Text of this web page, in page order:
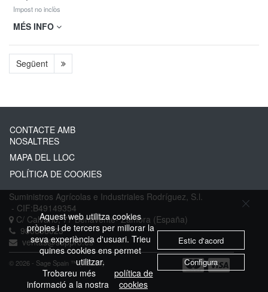
Impost no inclòs
MÉS INFO
Següent
CONTACTE AMB
NOSALTRES
MAPA DEL LLOC
POLÍTICA DE COOKIES
Suministros Agrícolas e Industriales Rodríguez, S.l.
- CIF:B49149354
C/ Calvario, 77Benavente-Zamora (España)
980636023
ventas@suppro.es
© 2026 - Sage Spain ™ (v.20.27)
Aquest web utilitza cookies
pròpies i de tercers per millorar la
seva experiència d'usuari. Trieu
quines cookies ens permet
utilitzar.
Trobareu més
informació a la nostra
política de
cookies
Estic d'acord
Configura